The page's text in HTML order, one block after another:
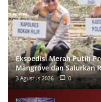
Ekspedisi Merah Putih
Mangrove dan Salurkan
Pesisir Sinaboi
3 Agustus 2026 0